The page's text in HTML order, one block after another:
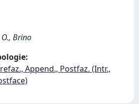
Brino
Append., Postfaz. (Intr.,